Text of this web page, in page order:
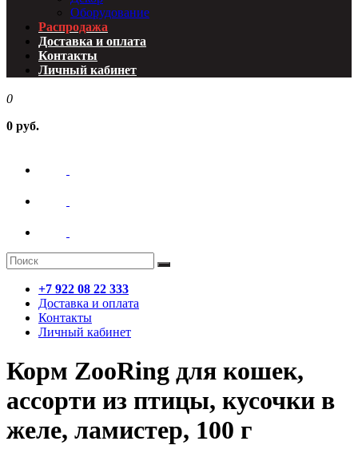
Оборудование
Распродажа
Доставка и оплата
Контакты
Личный кабинет
0
0 руб.
+7 922 08 22 333
Доставка и оплата
Контакты
Личный кабинет
Корм ZooRing для кошек,
ассорти из птицы, кусочки в
желе, ламистер, 100 г